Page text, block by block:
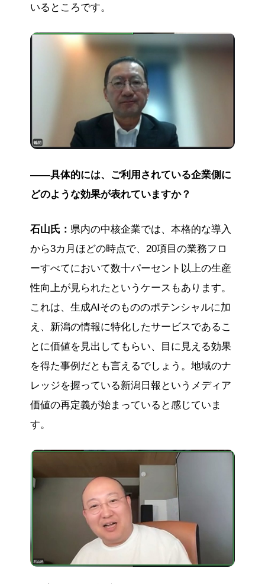
いるところです。
――具体的には、ご利用されている企業側に
どのような効果が表れていますか？
石山氏： 県内の中核企業では、本格的な導入
から3カ月ほどの時点で、20項目の業務フロ
ーすべてにおいて数十パーセント以上の生産
性向上が見られたというケースもあります。
これは、生成AIそのもののポテンシャルに加
え、新潟の情報に特化したサービスであるこ
とに価値を見出してもらい、目に見える効果
を得た事例だとも言えるでしょう。地域のナ
レッジを握っている新潟日報というメディア
価値の再定義が始まっていると感じていま
す。